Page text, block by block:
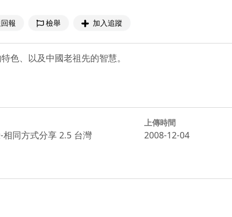
報 檢舉 加入追蹤
色、以及中國老祖先的智慧。
相同方式分享 2.5 台灣
上傳時間
2008-12-04